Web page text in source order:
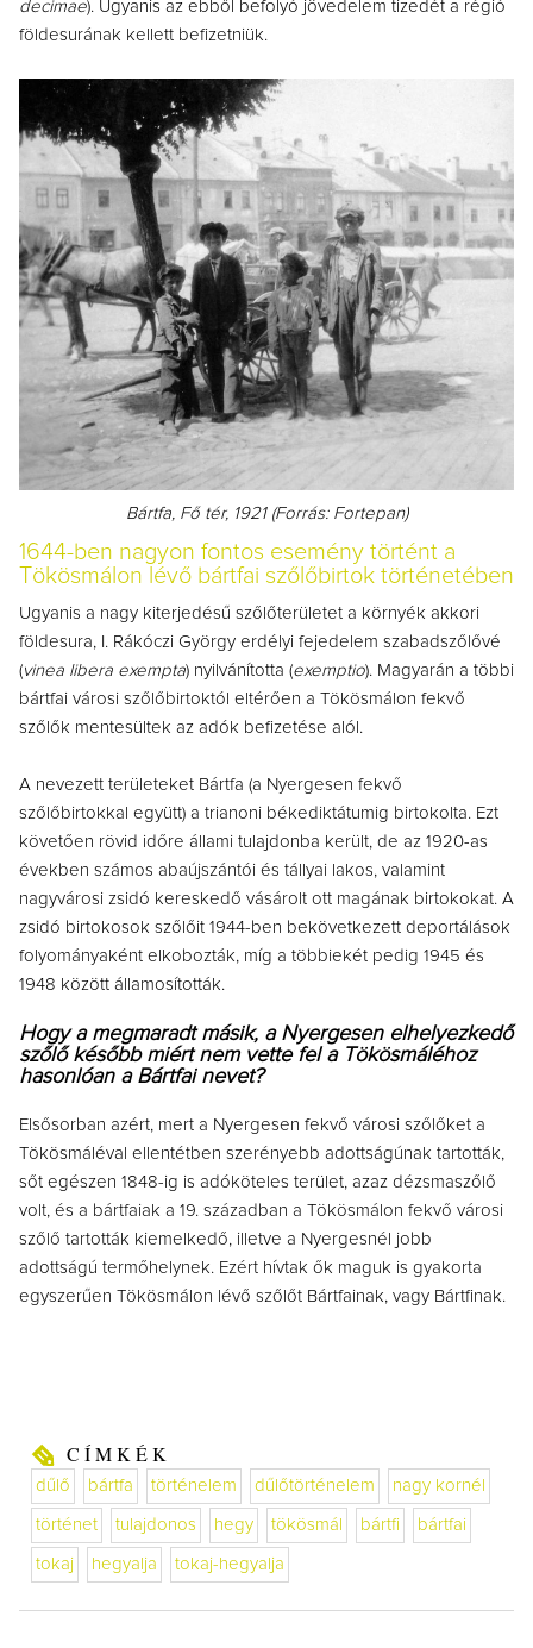
decimae). Ugyanis az ebből befolyó jövedelem tizedét a régió
földesurának kellett befizetniük.
Bártfa, Fő tér, 1921 (Forrás: Fortepan)
1644-ben nagyon fontos esemény történt a
Tökösmálon lévő bártfai szőlőbirtok történetében
Ugyanis a nagy kiterjedésű szőlőterületet a környék akkori
földesura, I. Rákóczi György erdélyi fejedelem szabadszőlővé
(vinea libera exempta) nyilvánította (exemptio). Magyarán a többi
bártfai városi szőlőbirtoktól eltérően a Tökösmálon fekvő
szőlők mentesültek az adók befizetése alól.
A nevezett területeket Bártfa (a Nyergesen fekvő
szőlőbirtokkal együtt) a trianoni békediktátumig birtokolta. Ezt
követően rövid időre állami tulajdonba került, de az 1920-as
években számos abaújszántói és tállyai lakos, valamint
nagyvárosi zsidó kereskedő vásárolt ott magának birtokokat. A
zsidó birtokosok szőlőit 1944-ben bekövetkezett deportálások
folyományaként elkobozták, míg a többiekét pedig 1945 és
1948 között államosították.
Hogy a megmaradt másik, a Nyergesen elhelyezkedő
szőlő később miért nem vette fel a Tökösmáléhoz
hasonlóan a Bártfai nevet?
Elsősorban azért, mert a Nyergesen fekvő városi szőlőket a
Tökösmáléval ellentétben szerényebb adottságúnak tartották,
sőt egészen 1848-ig is adóköteles terület, azaz dézsmaszőlő
volt, és a bártfaiak a 19. században a Tökösmálon fekvő városi
szőlő tartották kiemelkedő, illetve a Nyergesnél jobb
adottságú termőhelynek. Ezért hívtak ők maguk is gyakorta
egyszerűen Tökösmálon lévő szőlőt Bártfainak, vagy Bártfinak.
CÍMKÉK
dűlő bártfa történelem dűlőtörténelem nagy kornél
történet tulajdonos hegy tökösmál bártfi bártfai
tokaj hegyalja tokaj-hegyalja